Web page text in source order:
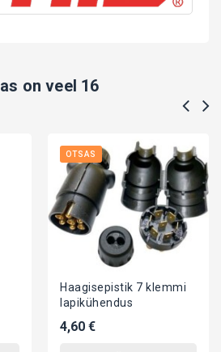
on veel 16
OTSAS
Haagisepistik 7 klemmi
lapikühendus
4,60 €